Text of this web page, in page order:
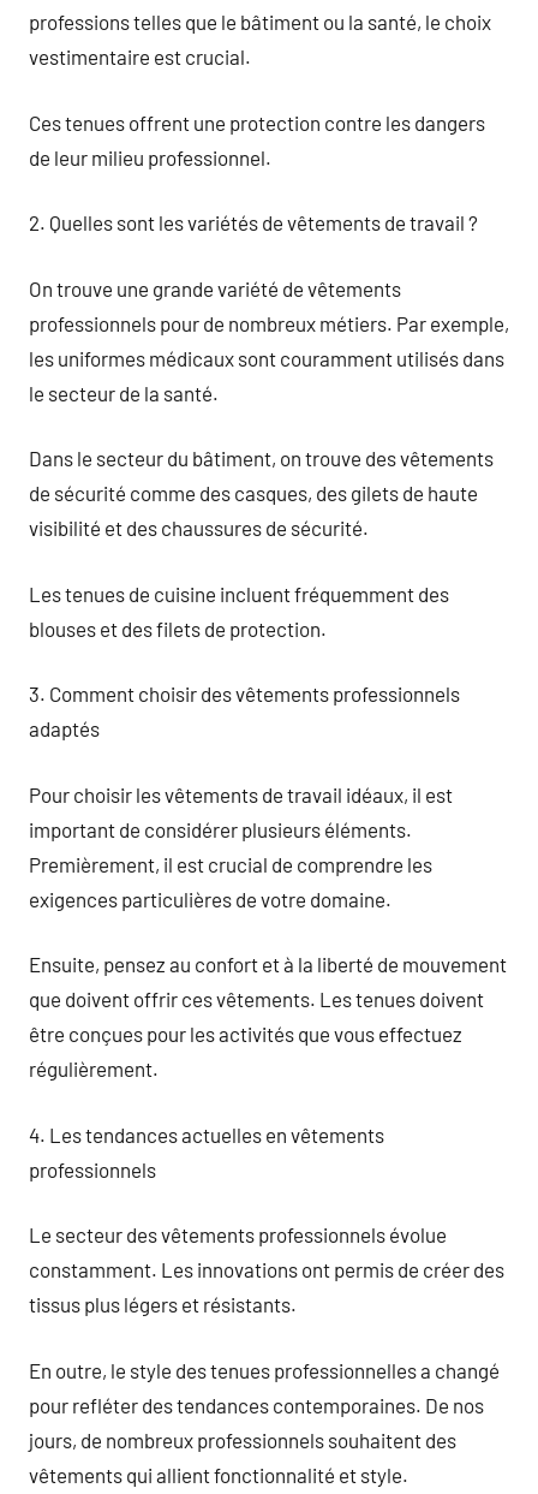
professions telles que le bâtiment ou la santé, le choix
vestimentaire est crucial.
Ces tenues offrent une protection contre les dangers
de leur milieu professionnel.
2. Quelles sont les variétés de vêtements de travail ?
On trouve une grande variété de vêtements
professionnels pour de nombreux métiers. Par exemple,
les uniformes médicaux sont couramment utilisés dans
le secteur de la santé.
Dans le secteur du bâtiment, on trouve des vêtements
de sécurité comme des casques, des gilets de haute
visibilité et des chaussures de sécurité.
Les tenues de cuisine incluent fréquemment des
blouses et des filets de protection.
3. Comment choisir des vêtements professionnels
adaptés
Pour choisir les vêtements de travail idéaux, il est
important de considérer plusieurs éléments.
Premièrement, il est crucial de comprendre les
exigences particulières de votre domaine.
Ensuite, pensez au confort et à la liberté de mouvement
que doivent offrir ces vêtements. Les tenues doivent
être conçues pour les activités que vous effectuez
régulièrement.
4. Les tendances actuelles en vêtements
professionnels
Le secteur des vêtements professionnels évolue
constamment. Les innovations ont permis de créer des
tissus plus légers et résistants.
En outre, le style des tenues professionnelles a changé
pour refléter des tendances contemporaines. De nos
jours, de nombreux professionnels souhaitent des
vêtements qui allient fonctionnalité et style.